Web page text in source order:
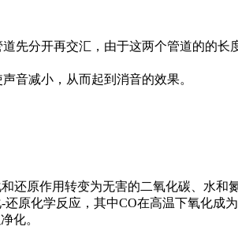
先分开再交汇，由于这两个管道的的长
音减小，从而起到消音的效果。
还原作用转变为无害的二氧化碳、水和氮
原化学反应，其中CO在高温下氧化成
化。